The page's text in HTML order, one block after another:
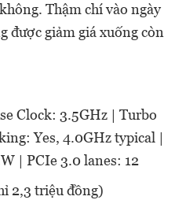
Thậm chí vào ngày
được giảm giá xuống còn
Clock: 3.5GHz | Turbo
Yes, 4.0GHz typical |
| PCIe 3.0 lanes: 12
2,3 triệu đồng)